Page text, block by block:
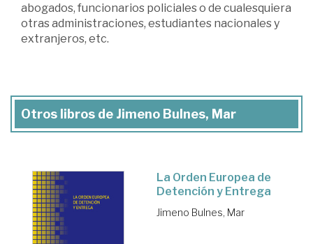
abogados, funcionarios policiales o de cualesquiera
otras administraciones, estudiantes nacionales y
extranjeros, etc.
Otros libros de Jimeno Bulnes, Mar
La Orden Europea de
Detención y Entrega
Jimeno Bulnes, Mar